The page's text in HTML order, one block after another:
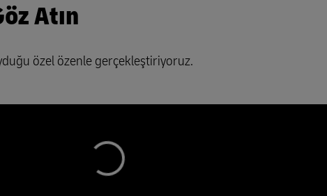
Atın
özel özenle gerçekleştiriyoruz.